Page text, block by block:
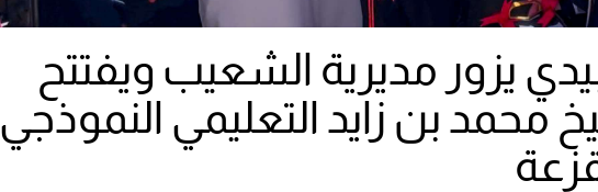
يزور مديرية الشعيب ويفتتح
محمد بن زايد التعليمي النموذجي